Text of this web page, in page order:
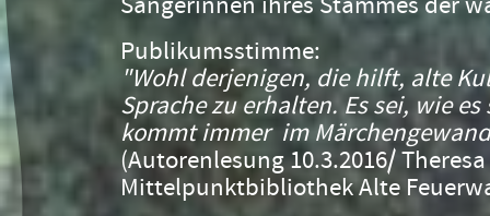
Publikumsstimme:
"Wohl derjenigen, die hilft, alte
Sprache zu erhalten. Es sei, wie
kommt immer im
(Autorenlesung 10.3.2016/
Mittelpunktbibliothek Alte